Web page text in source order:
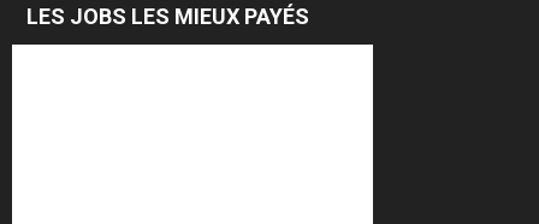
LES JOBS LES MIEUX PAYÉS